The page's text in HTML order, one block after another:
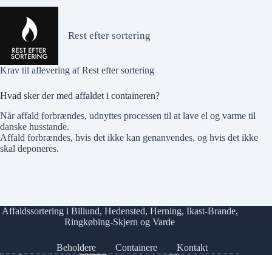
Rest efter sortering
Krav til aflevering af Rest efter sortering
Hvad sker der med affaldet i containeren?
Når affald forbrændes, udnyttes processen til at lave el og varme til
danske husstande.
Affald forbrændes, hvis det ikke kan genanvendes, og hvis det ikke
skal deponeres.
Affaldssortering i Billund, Hedensted, Herning, Ikast-Brande,
Ringkøbing-Skjern ogVarde
Beholdere Containere Kontakt